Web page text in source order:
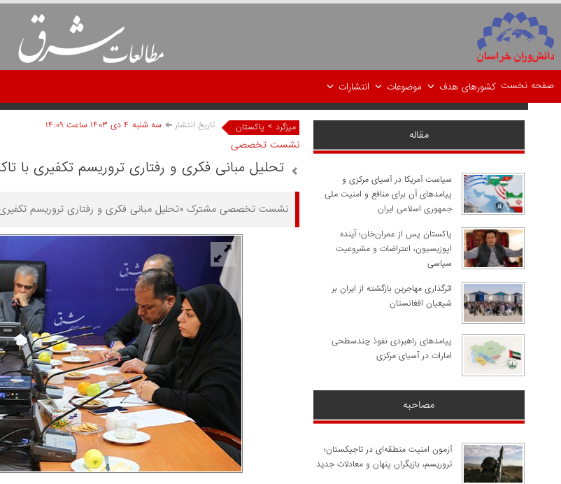
صفحه نخست کشورهای هدف موضوعات انتشارات
میزگرد > پاکستان تاریخ انتشار سه شنبه ۴ دی ۱۴۰۳ ساعت ۱۴:۰۹
نشست تخصصی
تحلیل مبانی فکری و رفتاری تروریسم تکفیری با
نشست تخصصی مشترک «تحلیل مبانی فکری و رفتاری تروریسم تکفیری
مقاله
سیاست آمریکا در آسیای مرکزی و
پیامدهای آن برای منافع و امنیت ملی
جمهوری اسلامی ایران
پاکستان پس از عمران‌خان؛ آینده
اپوزیسیون، اعتراضات و مشروعیت
سیاسی
اثرگذاری مهاجرین بازگشته از ایران بر
شیعیان افغانستان
پیامدهای راهبردی نفوذ چندسطحی
امارات در آسیای مرکزی
مصاحبه
آزمون امنیت منطقه‌ای در تاجیکستان؛
تروریسم، بازیگران پنهان و معادلات جدید